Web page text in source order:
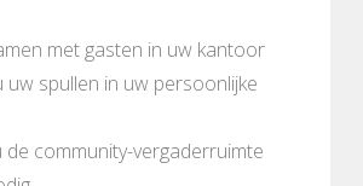
met gasten in uw kantoor
uw spullen in uw persoonlijke
de community-vergaderruimte